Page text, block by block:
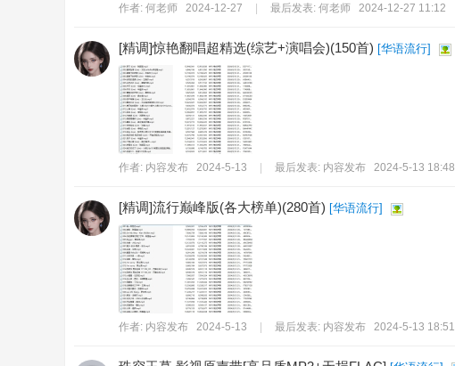
作者: 何老师 2024-12-27 最后发表: 何老师 2024-12-27 11:12
[精调]惊艳翻唱超精选(综艺+演唱会)(150首) [华语流行]
作者: 内容发布 2024-5-13 最后发表: 内容发布 2024-5-13 18:48
[精调]流行巅峰版(各大榜单)(280首) [华语流行]
作者: 内容发布 2024-5-13 最后发表: 内容发布 2024-5-13 18:51